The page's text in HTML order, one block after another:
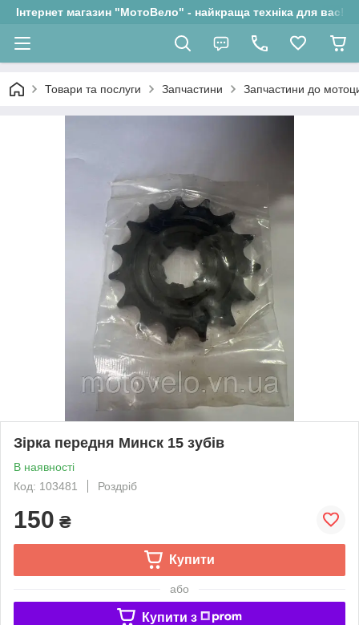
Інтернет магазин "МотоВело" - найкраща техніка для вас!
Товари та послуги Запчастини Запчастини до
Зірка передня Минск 15 зубів
В наявності
Код: 103481
Роздріб
150 ₴
Купити
або
Купити з